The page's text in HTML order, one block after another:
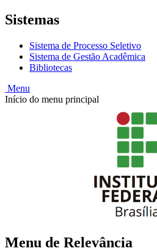
Sistemas
Sistema de Processo Seletivo
Sistema de Gestão Acadêmica
Bibliotecas
Menu
Início do menu principal
Menu de Relevância